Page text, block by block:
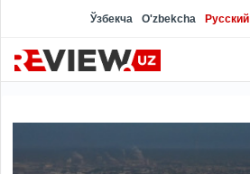
Ўзбекча O'zbekcha Русский